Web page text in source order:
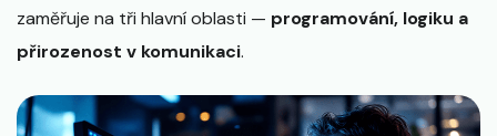
zaměřuje na tři hlavní oblasti — programování, logiku a
přirozenost v komunikaci.